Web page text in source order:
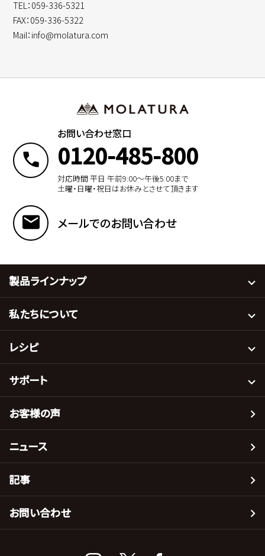
TEL：059-336-5321
FAX：059-336-5322
Mail：info@molatura.com
お問い合わせ窓口
0120-485-800
対応時間 平日 午前9:00〜午後5:00まで
土曜・日曜・祝日はお休みとさせて頂きます
メールでのお問い合わせ
製品ラインナップ
私たちについて
レシピ
サポート
お客様の声
ニュース
記事
お問い合わせ